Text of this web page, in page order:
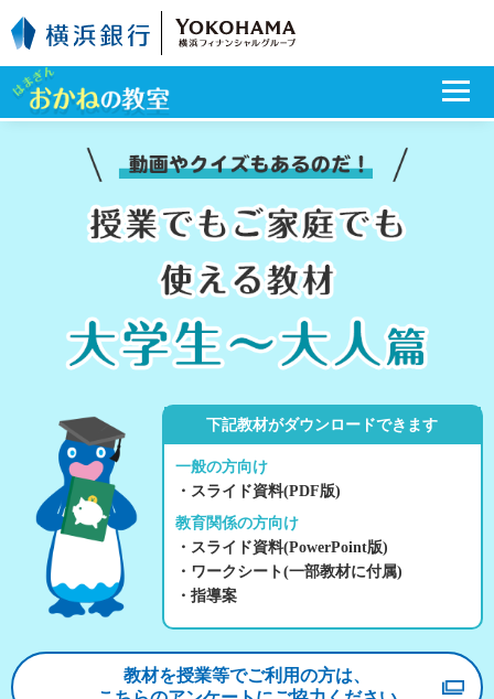
下記教材がダウンロードできます
一般の方向け
・スライド資料(PDF版)
教育関係の方向け
・スライド資料(PowerPoint版)
・ワークシート(一部教材に付属)
・指導案
教材を授業等でご利用の方は、